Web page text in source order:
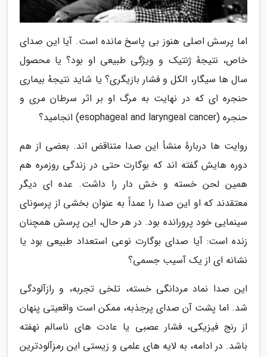
اما پرسش اصلی هنوز بی پاسخ مانده است. آیا این صدای
خاص، نتیجهٔ ژنتیک و ویژگی طبیعی او بود؟ یا محصول
سال ها سیگار، الکل و فشار بازیگری؟ یا شاید نتیجهٔ بیماری
حنجره ای که در نهایت به مرگ او بر اثر سرطان مری و
حنجره (esophageal and laryngeal cancer) انجامید؟
روایت ها دربارهٔ منشأ این صدا متناقض اند. بعضی از هم
دوره هایش گفته اند که بوگارت حتی در زندگی روزمره هم
همین لحن خسته و خش دار را داشت. عده ای دیگر
معتقدند که او این صدا را عمداً به عنوان بخشی از پرسونای
سینمایی خود پرورانده بود. در هر حال، این پرسش همچنان
زنده است: آیا صدای بوگارت نوعی استعداد طبیعی بود یا
نشانه ای از یک آسیب جسمی؟
این صدا نماد مردانگی خسته، تلخی تجربه، و رازآلودگی
شد. اما پشت آن صدای پرجذبه، ممکن است واقعیتی پنهان
از رنج فیزیکی، فشار عصبی یا عادت های ناسالم نهفته
باشد. در ادامه، به لایه های علمی و زیستی این رمزآلودترین